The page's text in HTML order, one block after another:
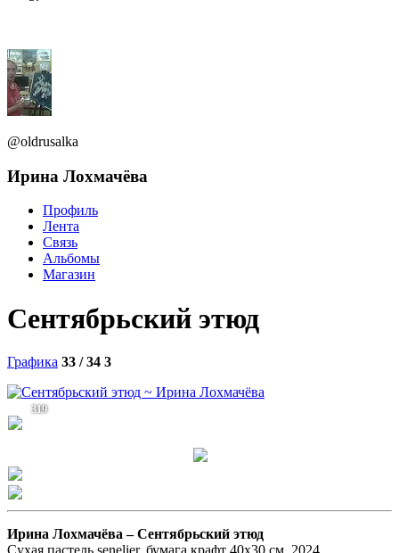
@oldrusalka
Ирина Лохмачёва
Профиль
Лента
Связь
Альбомы
Магазин
Сентябрьский этюд
Графика 33 / 34 3
319
Ирина Лохмачёва –Сентябрьский этюд